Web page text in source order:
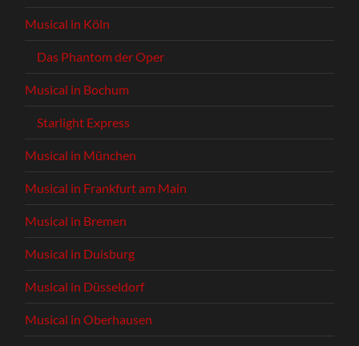
Musical in Köln
Das Phantom der Oper
Musical in Bochum
Starlight Express
Musical in München
Musical in Frankfurt am Main
Musical in Bremen
Musical in Duisburg
Musical in Düsseldorf
Musical in Oberhausen